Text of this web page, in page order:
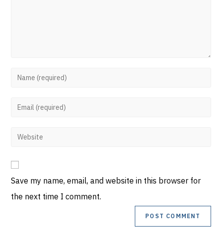
Save my name, email, and website in this browser for
the next time I comment.